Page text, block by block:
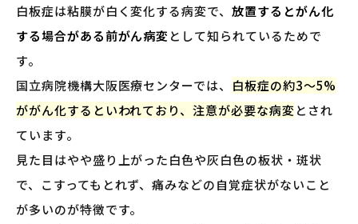
白板症は粘膜が白く変化する病変で、 放置するとがん化
する場合がある前がん病変 として知られているためで
す。
国立病院機構大阪医療センターでは、 白板症の約3〜5%
ががん化するといわれており、注意が必要な病変 とされ
ています。
見た目はやや盛り上がった白色や灰白色の板状・斑状
で、こすってもとれず、痛みなどの自覚症状がないこと
が多いのが特徴です。